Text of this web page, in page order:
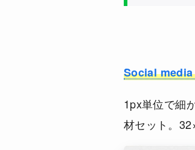
Social
1px単位で細
材セット。